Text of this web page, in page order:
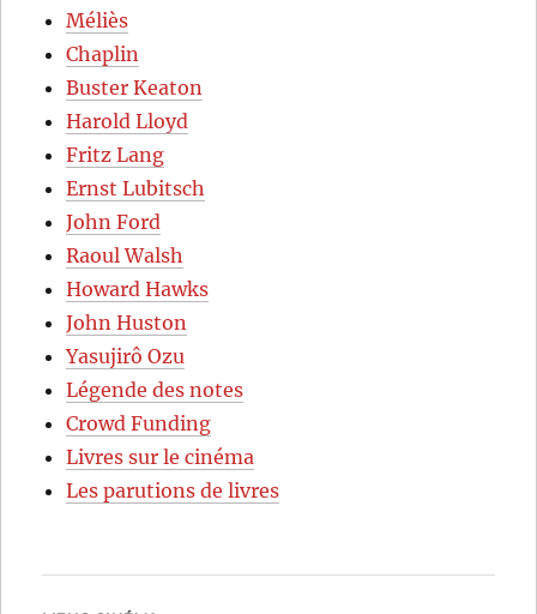
Méliès
Chaplin
Buster Keaton
Harold Lloyd
Fritz Lang
Ernst Lubitsch
John Ford
Raoul Walsh
Howard Hawks
John Huston
Yasujirô Ozu
Légende des notes
Crowd Funding
Livres sur le cinéma
Les parutions de livres